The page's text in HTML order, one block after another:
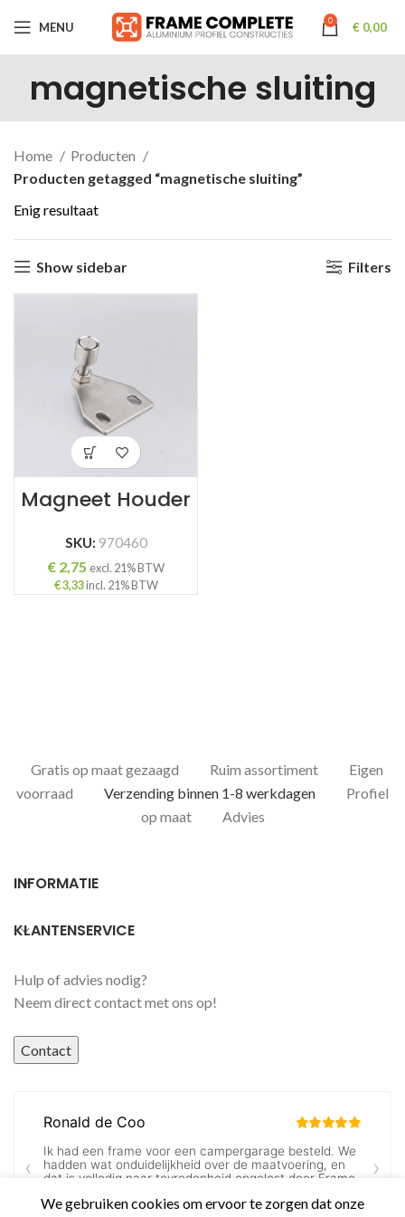
MENU 0 € 0,00
magnetische sluiting
Home
Producten
Producten getagged “magnetische sluiting”
Enig resultaat
Show sidebar Filters
Magneet Houder
SKU: 970460
€2,75 excl. 21% BTW
€3,33incl. 21% BTW
Gratis op maat gezaagd Ruim assortiment
Eigen
voorraad
Verzending binnen 1-8 werkdagen
Profiel
op maat
Advies
INFORMATIE
KLANTENSERVICE
Hulp of advies nodig?
Neem direct contact met ons op!
Contact
We gebruiken cookies om ervoor te zorgen dat onze